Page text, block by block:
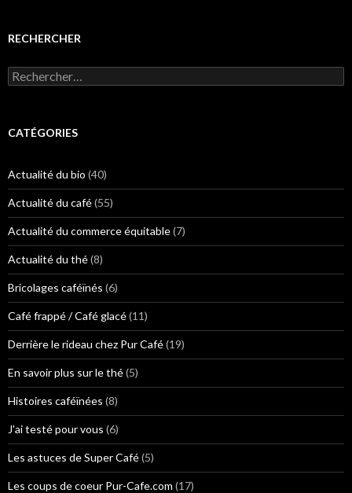
RECHERCHER
R
e
e
h
e
r
:
CATÉGORIES
Actualité du bio (40)
Actualité du café(55)
Actualité du commerce équitable(7)
Actualité du thé(8)
Bricolages caféïnés (6)
Café frappé / Café glacé(11)
Derrière le rideau chez Pur Café(19)
En savoir plus sur le thé(5)
Histoires caféïnées (8)
J'ai testé pour vous (6)
Les astuces de Super Café(5)
Les coups de coeur Pur-Cafe.com (17)